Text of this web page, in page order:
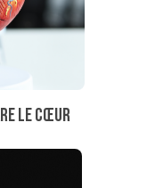
le cœur